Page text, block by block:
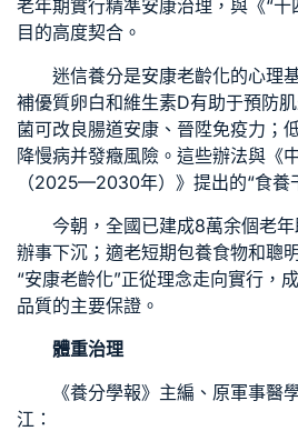
老年期實行精準安康治理，與《“十
目的高度契合。
迷信養分是安康老齡化的心理
補優質卵白和維生素D有助于預防
菌可改良腸道安康、晉陞免疫力；
降慢病并發癥風險。這些辦法與《
（2025—2030年）》提出的“食養
今朝，全國已建成8萬余個老
辦事下沉；適老短期包養食物和聰
“安康老齡化”正從理念走向實行，
品質的主要保證。
體重治理
《養分學報》主編、原軍事醫
江：